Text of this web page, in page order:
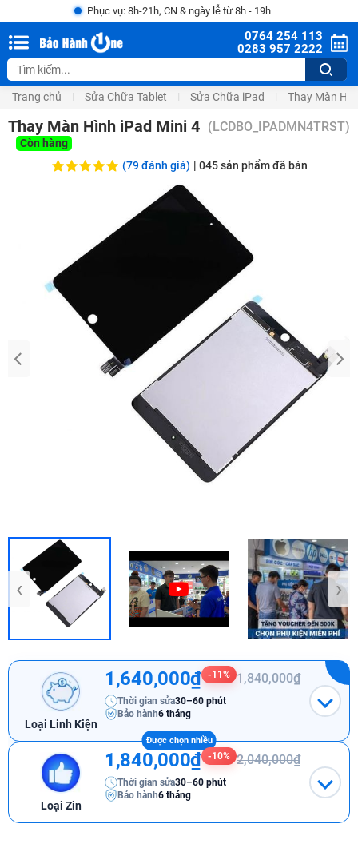
Phục vụ: 8h-21h, CN & ngày lễ từ 8h - 19h
0764 254 113
0283 957 2222
Trang chủ Sửa Chữa Tablet Sửa Chữa iPad Thay Màn
Thay Màn Hình iPad Mini 4 (LCDBO_IPADMN4TRST)
Còn hàng
(79 đánh giá) | 045sản phẩm đã bán
‹ ›
Loại Linh Kiện
1,640,000₫ -11% 1,840,000₫
Thời gian sửa30–60 phút
Bảo hành6 tháng
Loại Zin
1,840,000₫ -10% 2,040,000₫
Thời gian sửa30–60 phút
Bảo hành6 tháng